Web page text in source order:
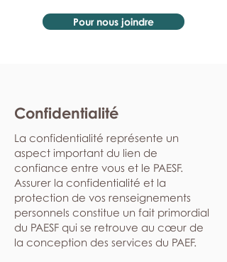
Pour nous joindre
Confidentialité
La confidentialité représente un
aspect important du lien de
confiance entre vous et le PAESF.
Assurer la confidentialité et la
protection de vos renseignements
personnels constitue un fait primordial
du PAESF qui se retrouve au cœur de
la conception des services du PAEF.